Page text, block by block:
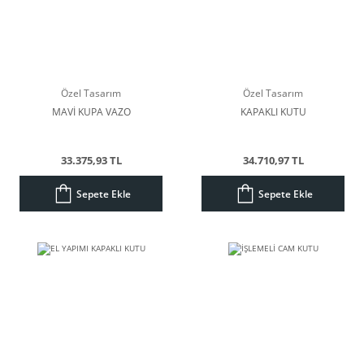
Özel Tasarım
MAVİ KUPA VAZO
33.375,93 TL
Sepete Ekle
Özel Tasarım
KAPAKLI KUTU
34.710,97 TL
Sepete Ekle